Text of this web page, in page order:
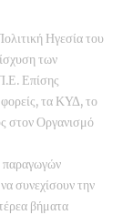
Ηγεσία του
των
Επίσης
φορείς, τα ΚΥΔ, το
στον Οργανισμό
συνεχίσουν την
βήματα